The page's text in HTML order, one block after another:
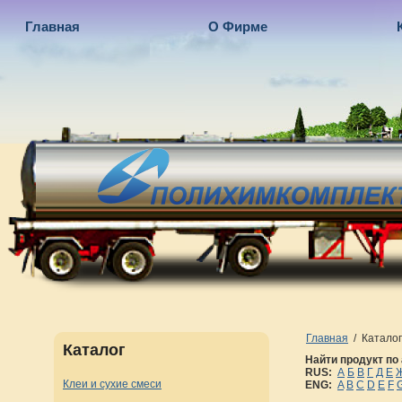
Главная О Фирме
Каталог
Клеи и сухие смеси
Главная / Каталог
Найти продукт
RUS: А Б В Г Д Е
ENG: A B C D E F